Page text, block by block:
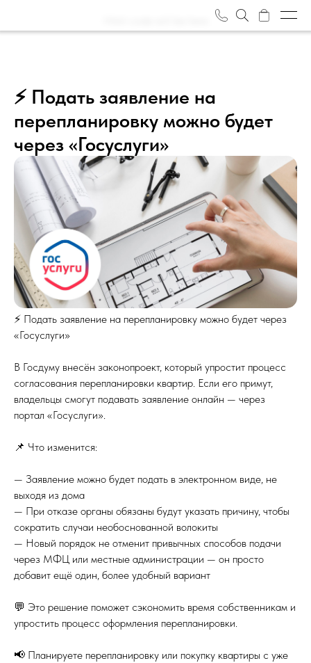
О нас
Журнал
Отзывы
Награды
Вакансии
Задать вопрос
Контакты
⚡ Подать заявление на
перепланировку можно будет
через «Госуслуги»
⚡ Подать заявление на перепланировку можно будет через
«Госуслуги»
В Госдуму внесён законопроект, который упростит процесс
согласования перепланировки квартир. Если его примут,
владельцы смогут подавать заявление онлайн — через
портал «Госуслуги».
📌 Что изменится:
— Заявление можно будет подать в электронном виде, не
выходя из дома
— При отказе органы обязаны будут указать причину, чтобы
сократить случаи необоснованной волокиты
— Новый порядок не отменит привычных способов подачи
через МФЦ или местные администрации — он просто
добавит ещё один, более удобный вариант
💬 Это решение поможет сэкономить время собственникам и
упростить процесс оформления перепланировки.
📢 Планируете перепланировку или покупку квартиры с уже